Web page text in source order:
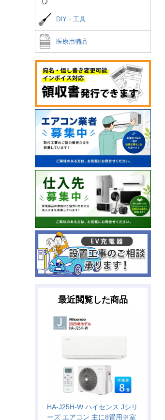
DIY・工具
医療用備品
最近閲覧した商品
HA-J25H-W ハイセンス Jシリ
ーズ エアコン 主に8畳用※室